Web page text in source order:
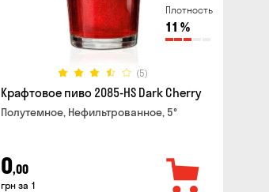
Плотность
11 %
(5)
Крафтовое пиво 2085-HS Dark Cherry
Полутемное, Нефильтрованное, 5°
0,00
грн за 1